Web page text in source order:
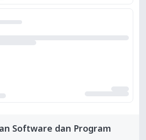
Software dan Program